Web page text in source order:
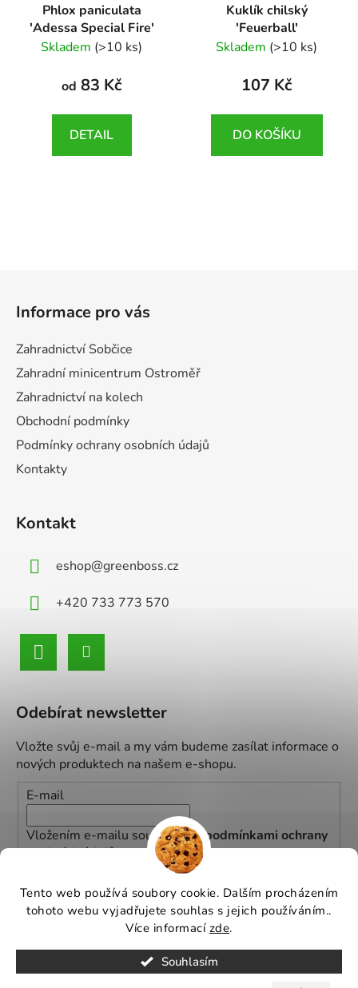
Tento web používá soubory cookie. Dalším procházením
tohoto webu vyjadřujete souhlas s jejich používáním..
Více informací zde.
Souhlasím
Phlox paniculata
'Adessa Special Fire'
Phlox paniculata
Skladem (>10 ks)
od 83 Kč
DETAIL
Kuklík chilský
'Feuerball'
Geum chiloense
Skladem (>10 ks)
107 Kč
DO KOŠÍKU
Informace pro vás
Zahradnictví Sobčice
Zahradní minicentrum Ostroměř
Zahradnictví na kolech
Obchodní podmínky
Podmínky ochrany osobních údajů
Kontakty
Kontakt
eshop@greenboss.cz
+420 733 773 570
Odebírat newsletter
Vložte svůj e-mail a my vám budeme zasílat informace o
nových produktech na našem e-shopu.
E-mail
Vložením e-mailu souhlasíte spodmínkami ochrany
osobních údajů
PŘIHLÁSIT SE